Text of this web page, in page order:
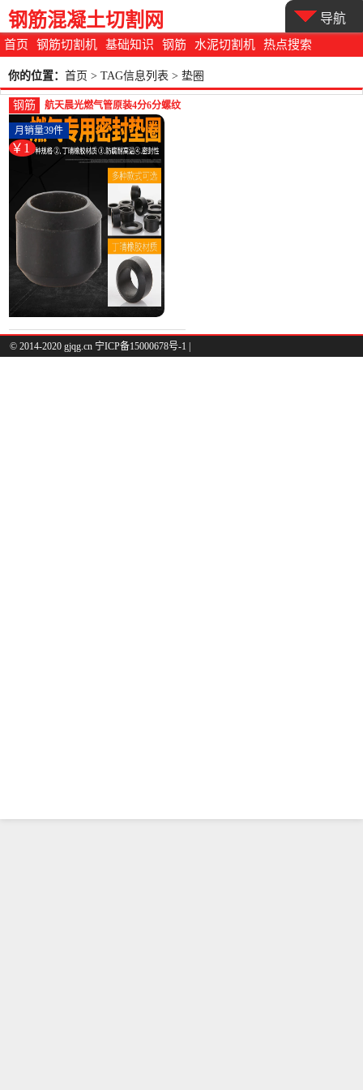
首页 钢筋切割机 基础知识 钢筋 水泥切割机 热点搜索
钢筋混凝土切割网 导航
你的位置： 首页 > TAG信息列表 > 垫圈
钢筋
航天晨光燃气管原装4分6分螺纹
垫片插口垫圈不锈钢波-螺纹钢
(特路家居专营店仅售0.5元)
￥1
月销量39件
© 2014-2020 gjqg.cn 宁ICP备15000678号-1 |